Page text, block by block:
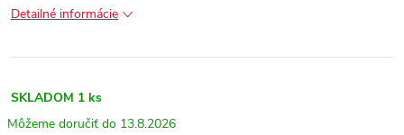
Detailné informácie
SKLADOM 1 ks
13.8.2026